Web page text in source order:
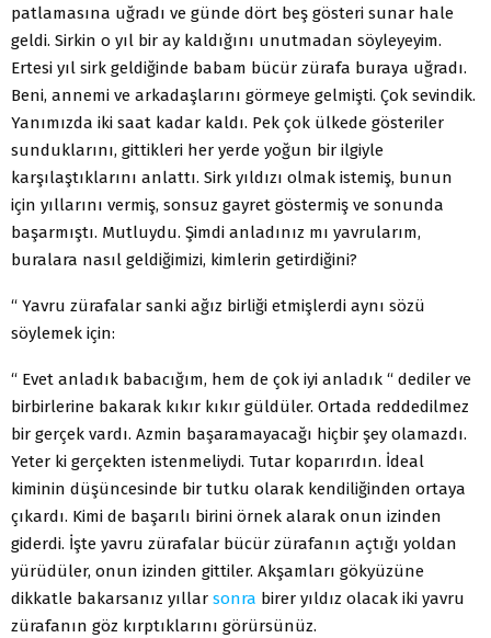
patlamasına uğradı ve günde dört beş gösteri sunar hale
geldi. Sirkin o yıl bir ay kaldığını unutmadan söyleyeyim.
Ertesi yıl sirk geldiğinde babam bücür zürafa buraya uğradı.
Beni, annemi ve arkadaşlarını görmeye gelmişti. Çok sevindik.
Yanımızda iki saat kadar kaldı. Pek çok ülkede gösteriler
sunduklarını, gittikleri her yerde yoğun bir ilgiyle
karşılaştıklarını anlattı. Sirk yıldızı olmak istemiş, bunun
için yıllarını vermiş, sonsuz gayret göstermiş ve sonunda
başarmıştı. Mutluydu. Şimdi anladınız mı yavrularım,
buralara nasıl geldiğimizi, kimlerin getirdiğini?
“ Yavru zürafalar sanki ağız birliği etmişlerdi aynı sözü
söylemek için:
“ Evet anladık babacığım, hem de çok iyi anladık “ dediler ve
birbirlerine bakarak kıkır kıkır güldüler. Ortada reddedilmez
bir gerçek vardı. Azmin başaramayacağı hiçbir şey olamazdı.
Yeter ki gerçekten istenmeliydi. Tutar koparırdın. İdeal
kiminin düşüncesinde bir tutku olarak kendiliğinden ortaya
çıkardı. Kimi de başarılı birini örnek alarak onun izinden
giderdi. İşte yavru zürafalar bücür zürafanın açtığı yoldan
yürüdüler, onun izinden gittiler. Akşamları gökyüzüne
dikkatle bakarsanız yıllar sonra birer yıldız olacak iki yavru
zürafanın göz kırptıklarını görürsünüz.